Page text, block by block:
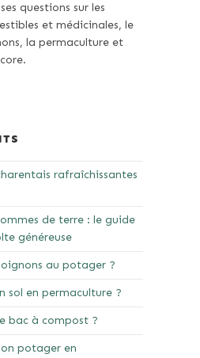
questions sur les
et médicinales, le
la permaculture et
rafraîchissantes
de terre : le guide
généreuse
au potager ?
sol en permaculture ?
bac à compost ?
potager en